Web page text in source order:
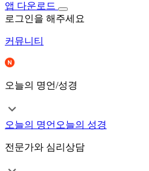
앱 다운로드
로그인을 해주세요
커뮤니티
오늘의 명언/성경
오늘의 명언 오늘의 성경
전문가와 심리상담